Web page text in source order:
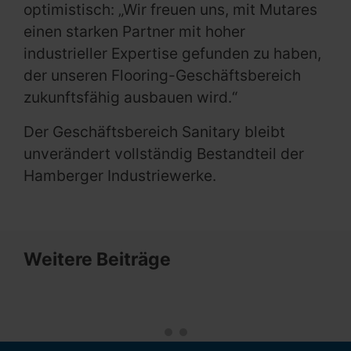
optimistisch: „Wir freuen uns, mit Mutares
einen starken Partner mit hoher
industrieller Expertise gefunden zu haben,
der unseren Flooring-Geschäftsbereich
zukunftsfähig ausbauen wird.“
Der Geschäftsbereich Sanitary bleibt
unverändert vollständig Bestandteil der
Hamberger Industriewerke.
Weitere Beiträge